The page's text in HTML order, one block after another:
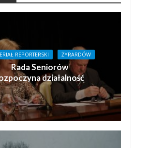
REPORTERSKI ŻYRARDÓW
Rada Seniorów
działalność